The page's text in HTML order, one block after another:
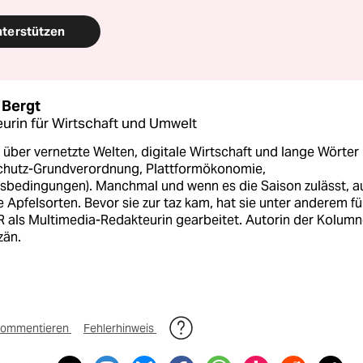
für Wirtschaft und Umwelt
vernetzte Welten, digitale Wirtschaft und lange Wörter
Grundverordnung, Plattformökonomie,
Manchmal und wenn es die Saison zulässt,
Apfelsorten. Bevor sie zur taz kam, hat sie unter anderem
als Multimedia-Redakteurin gearbeitet. Autorin der
Fehlerhinweis